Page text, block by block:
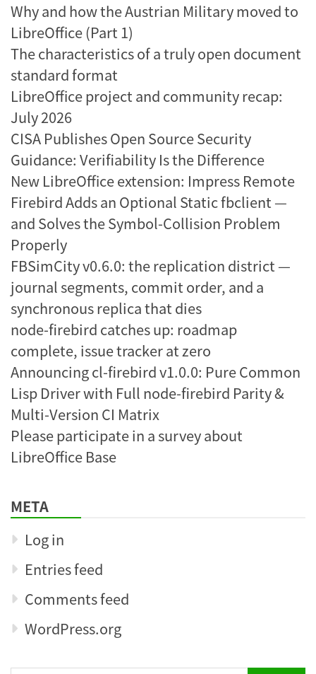
Why and how the Austrian Military moved to
LibreOffice (Part 1)
The characteristics of a truly open document
standard format
LibreOffice project and community recap:
July 2026
CISA Publishes Open Source Security
Guidance: Verifiability Is the Difference
New LibreOffice extension: Impress Remote
Firebird Adds an Optional Static fbclient —
and Solves the Symbol-Collision Problem
Properly
FBSimCity v0.6.0: the replication district —
journal segments, commit order, and a
synchronous replica that dies
node-firebird catches up: roadmap
complete, issue tracker at zero
Announcing cl-firebird v1.0.0: Pure Common
Lisp Driver with Full node-firebird Parity &
Multi-Version CI Matrix
Please participate in a survey about
LibreOffice Base
META
Log in
Entries feed
Comments feed
WordPress.org